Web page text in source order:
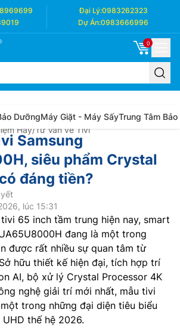
Đại Lý:0983262323
Dự Án:0983666996
0
DưỡngMáy Giặt - Máy SấyTrung Tâm Bảo
Hay/Tư Vấn về Tivi
Samsung
siêu phẩm Crystal
đáng tiền?
lúc 15:31
65 inch tầm trung hiện nay, smart
đang là một trong
được rất nhiều sự quan tâm từ
hữu thiết kế hiện đại, tích hợp trí
AI, bộ xử lý Crystal Processor 4K
nghệ giải trí mới nhất, mẫu tivi
trong những đại diện tiêu biểu
thế hệ 2026.